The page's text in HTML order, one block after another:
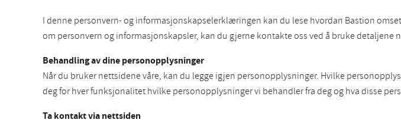
I denne personvern- og informasjonskapselerklæringen kan du lese hvordan Bastion
om personvern og informasjonskapsler, kan du gjerne kontakte oss ved å bruke detaljene
Behandling av dine personopplysninger
Når du bruker nettsidene våre, kan du legge igjen personopplysninger. Hvilke
deg for hver funksjonalitet hvilke personopplysninger vi behandler fra deg og hva disse
Ta kontakt via nettsiden